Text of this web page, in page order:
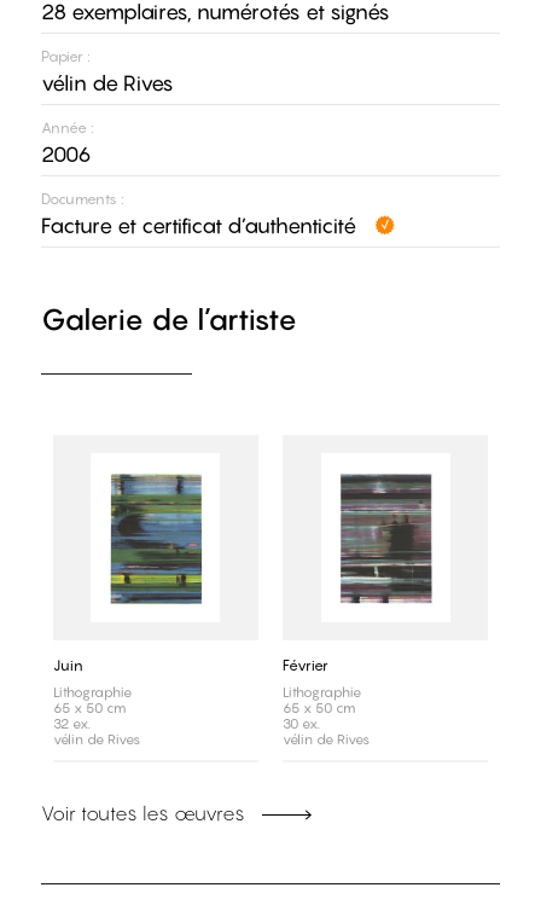
28 exemplaires, numérotés et signés
Papier :
vélin de Rives
Année :
2006
Documents :
Facture et certificat d’authenticité
Galerie de l’artiste
Juin
Lithographie
65 x 50 cm
32 ex.
vélin de Rives
Février
Lithographie
65 x 50 cm
30 ex.
vélin de Rives
Voir toutes les œuvres